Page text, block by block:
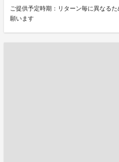
ご提供予定時期：リターン毎に異なる
願います